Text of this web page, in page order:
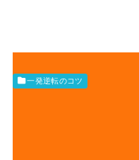
一発逆転のコツ